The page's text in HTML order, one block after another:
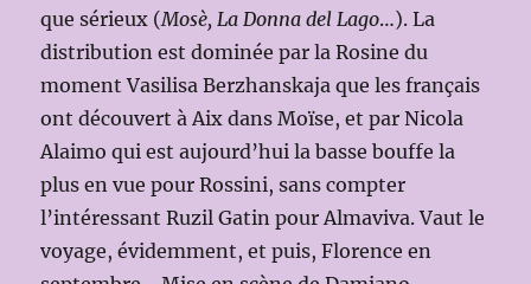
que sérieux (Mosè, La Donna del Lago…). La
distribution est dominée par la Rosine du
moment Vasilisa Berzhanskaja que les français
ont découvert à Aix dans Moïse, et par Nicola
Alaimo qui est aujourd’hui la basse bouffe la
plus en vue pour Rossini, sans compter
l’intéressant Ruzil Gatin pour Almaviva. Vaut le
voyage, évidemment, et puis, Florence en